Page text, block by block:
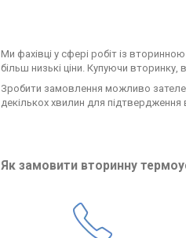
Ми фахівці у сфері робіт із
більш низькі ціни. Купуючи вторинку,
Зробити замовлення можливо
декількох хвилин для підтвердження
Як замовити вторинну